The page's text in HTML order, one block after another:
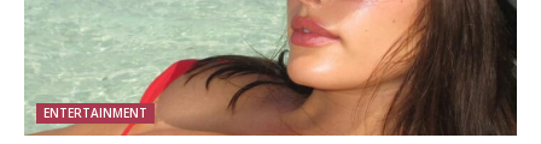
ENTERTAINMENT